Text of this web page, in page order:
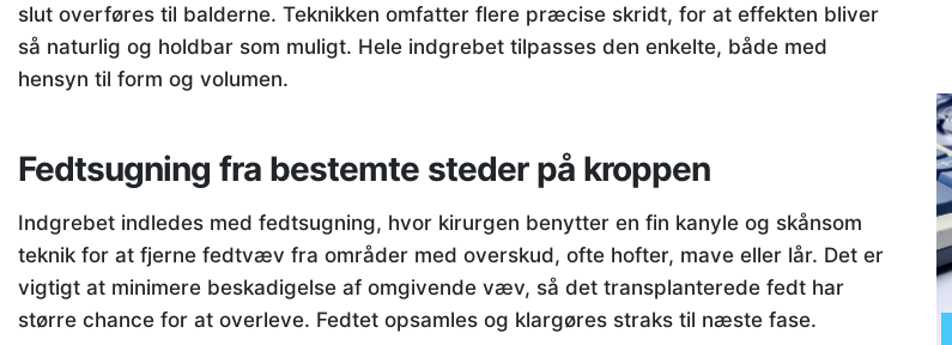
slut overføres til balderne. Teknikken omfatter flere præcise skridt, for at effekten bliver
så naturlig og holdbar som muligt. Hele indgrebet tilpasses den enkelte, både med
hensyn til form og volumen.
Fedtsugning fra bestemte steder på kroppen
Indgrebet indledes med fedtsugning, hvor kirurgen benytter en fin kanyle og skånsom
teknik for at fjerne fedtvæv fra områder med overskud, ofte hofter, mave eller lår. Det er
vigtigt at minimere beskadigelse af omgivende væv, så det transplanterede fedt har
større chance for at overleve. Fedtet opsamles og klargøres straks til næste fase.